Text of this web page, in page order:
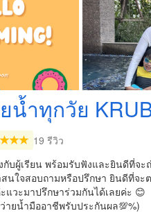
น้ำทุกวัย
19 รีวิว
บผู้เรียน พร้อมรับฟังและยินดีที่จะ
นใจสอบถามหรือปรึกษา ยินดีที่จะ
แวะมาปรึกษาร่วมกันได้เลยค่ะ 😊
ายน้ำมืออาชีพรับประกันผล💯%)